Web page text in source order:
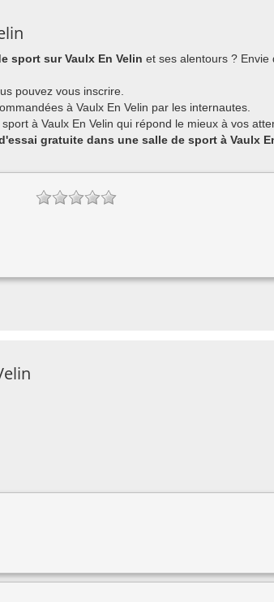
sport sur Vaulx En Velin et ses alentours ? Envie
pouvez vous inscrire.
à Vaulx En Velin par les internautes.
à Vaulx En Velin qui répond le mieux à vos
gratuite dans une salle de sport à Vaulx